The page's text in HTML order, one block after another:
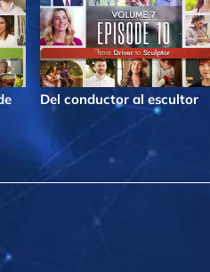
Del conductor al escultor